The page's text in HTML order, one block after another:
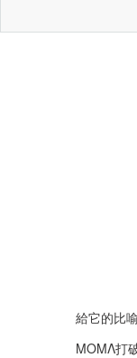
給它的比
ΜΟΜΛ打破